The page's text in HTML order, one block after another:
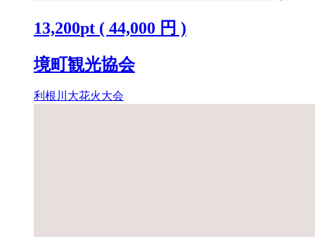
13,200pt ( 44,000 円 )
境町観光協会
利根川大花火大会